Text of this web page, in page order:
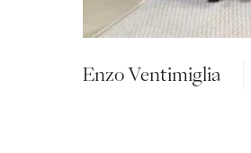
Enzo Ventimiglia